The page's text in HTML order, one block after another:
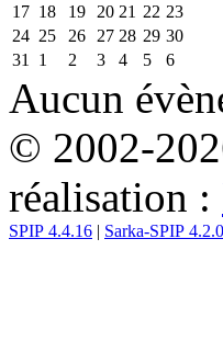
17 18 19 20 21 22 23
24 25 26 27 28 29 30
31
1 2 3 4 5 6
Aucun
© 2002-
réalisation :
SPIP 4.4.16 | Sarka-SPIP 4.2.0